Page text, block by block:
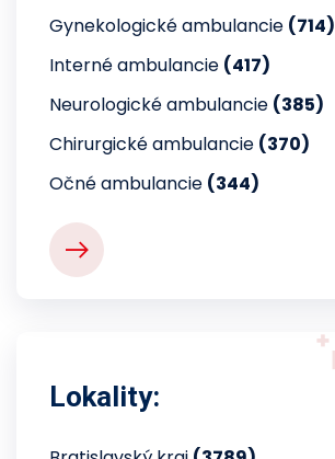
Gynekologické ambulancie (714)
Interné ambulancie (417)
Neurologické ambulancie (385)
Chirurgické ambulancie (370)
Očné ambulancie (344)
Lokality: